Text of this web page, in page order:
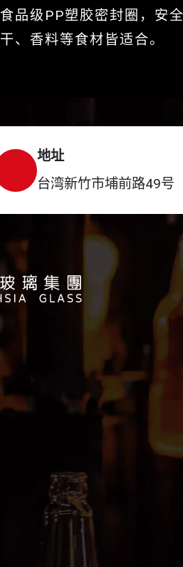
食品级PP塑胶密封圈，安
干、香料等食材皆适合。
地址
台湾新竹市埔前路49号